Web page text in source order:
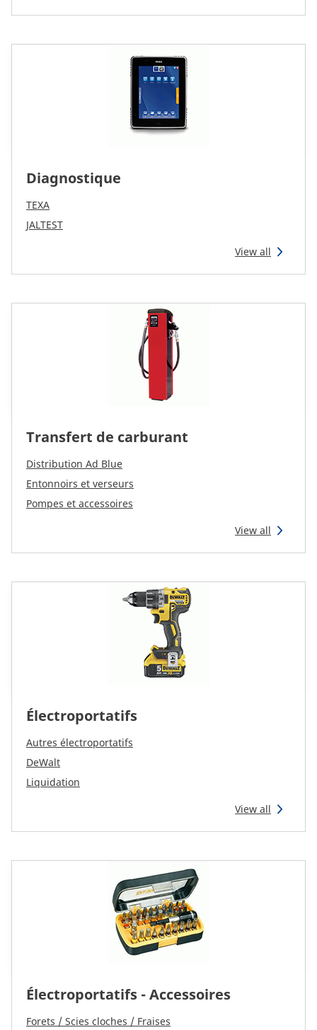
Diagnostique
TEXA
JALTEST
View all
Transfert de carburant
Distribution Ad Blue
Entonnoirs et verseurs
Pompes et accessoires
View all
Électroportatifs
Autres électroportatifs
DeWalt
Liquidation
View all
Électroportatifs - Accessoires
Forets / Scies cloches / Fraises